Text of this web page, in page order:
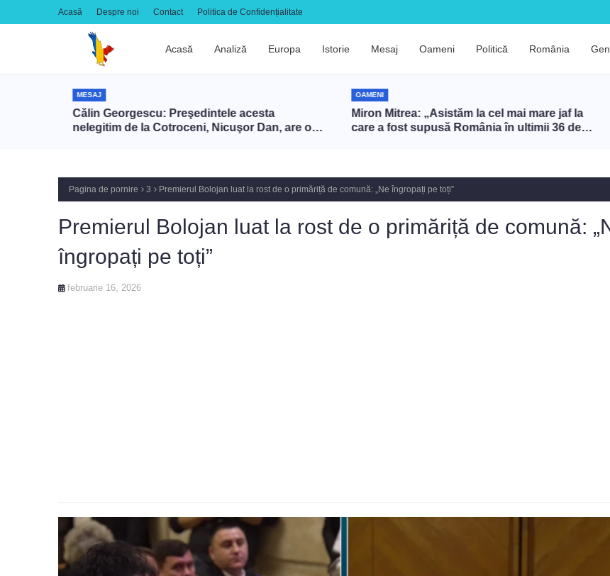
Acasă Despre noi Contact Politica de Confidențialitate
Acasă Analiză Europa Istorie Mesaj Oameni Politică România
MESAJ
Călin Georgescu: Preşedintele acesta
nelegitim de la Cotroceni, Nicuşor Dan, are o
OAMENI
Miron Mitrea: „Asistăm la cel mai mare jaf la
care a fost supusă România în ultimii 36 de
Pagina de pornire 3 Premierul Bolojan luat la rost de o primăriță de comună: „Ne îngropați pe toți”
Premierul Bolojan luat la rost de o primăriță de comună:
îngropați pe toți”
februarie 16, 2026